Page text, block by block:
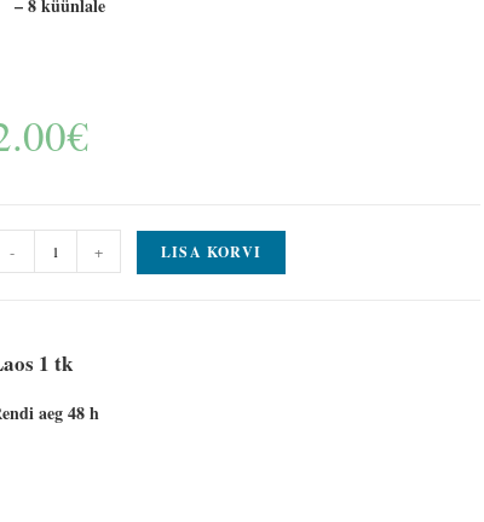
– 8 küünlale
€
- + LISA KORVI
1 tk
aeg 48 h